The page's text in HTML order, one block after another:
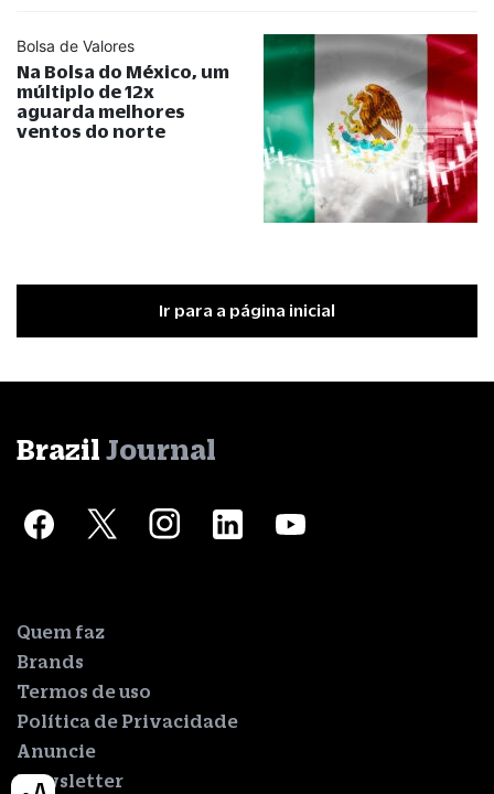
Bolsa de Valores
Na Bolsa do México, um
múltiplo de 12x
aguarda melhores
ventos do norte
Ir para a página inicial
Brazil Journal
Quem faz
Brands
Termos de uso
Política de Privacidade
Anuncie
Newsletter